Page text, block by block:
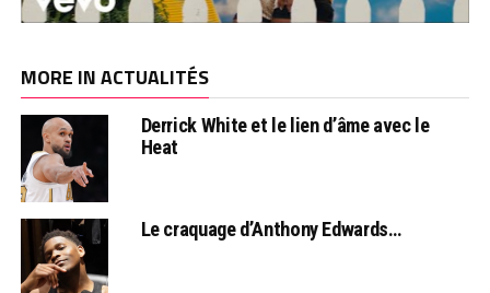
MORE IN ACTUALITÉS
Derrick White et le lien d’âme avec le
Heat
Le craquage d’Anthony Edwards…